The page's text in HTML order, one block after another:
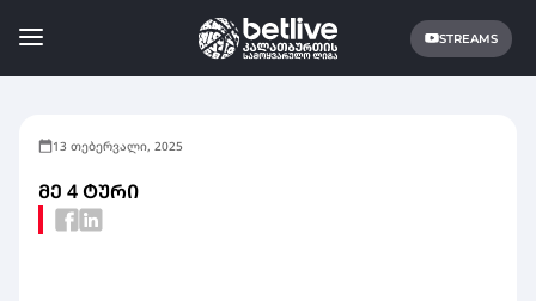
STREAMS
13 თებერვალი, 2025
ᲛᲔ 4 ᲢᲣᲠᲘ